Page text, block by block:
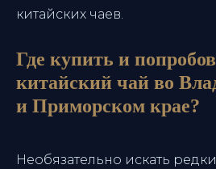
китайских чаев.
Где купить и
китайский чай во
и Приморском крае?
Необязательно искать
персональных данных
политике
Даю согласие с условиями
пользовательского соглашения
рассылку